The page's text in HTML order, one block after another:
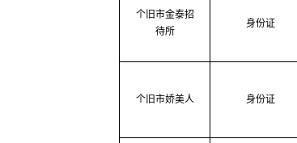
个旧市金泰招
待所
身份证
个旧市娇美人 身份证